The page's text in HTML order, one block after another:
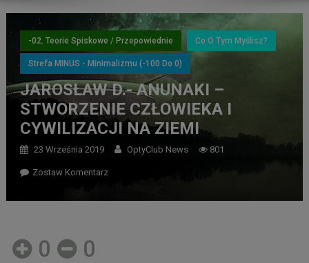
-02. Teorie Spiskowe / Przepowiednie Co O Tym Myślisz?
Strefa MINUS - Minimalizmu (-100 Do 0)
JAROSŁAW D.- ANUNAKI –
STWORZENIE CZŁOWIEKA I
CYWILIZACJI NA ZIEMI
23 Września 2019 OptyClub News 801
Zostaw Komentarz
0 0